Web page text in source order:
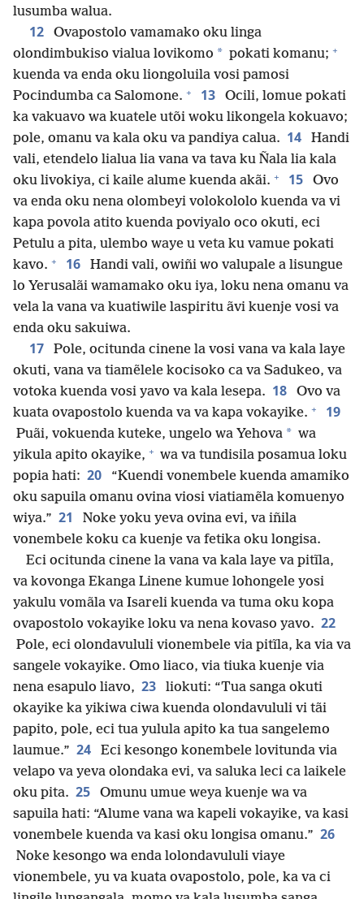
lusumba walua.
12
Ovapostolo vamamako oku linga
olondimbukiso vialua lovikomo * pokati komanu; +
kuenda va enda oku liongoluila vosi pamosi
Pocindumba ca Salomone. + 13
Ocili, lomue pokati
ka vakuavo wa kuatele utõi woku likongela kokuavo;
pole, omanu va kala oku va pandiya calua. 14
Handi
vali, etendelo lialua lia vana va tava ku Ñala lia kala
oku livokiya, ci kaile alume kuenda akãi. + 15
Ovo
va enda oku nena olombeyi volokololo kuenda va vi
kapa povola atito kuenda poviyalo oco okuti, eci
Petulu a pita, ulembo waye u veta ku vamue pokati
kavo. + 16
Handi vali, owiñi wo valupale a lisungue
lo Yerusalãi wamamako oku iya, loku nena omanu va
vela la vana va kuatiwile laspiritu ãvi kuenje vosi va
enda oku sakuiwa.
17
Pole, ocitunda cinene la vosi vana va kala laye
okuti, vana va tiamẽlele kocisoko ca va Sadukeo, va
votoka kuenda vosi yavo va kala lesepa. 18
Ovo va
kuata ovapostolo kuenda va va kapa vokayike. + 19
Puãi, vokuenda kuteke, ungelo wa Yehova * wa
yikula apito okayike, + wa va tundisila posamua loku
popia hati: 20
“Kuendi vonembele kuenda amamiko
oku sapuila omanu ovina viosi viatiamẽla komuenyo
wiya.” 21
Noke yoku yeva ovina evi, va iñila
vonembele koku ca kuenje va fetika oku longisa.
Eci ocitunda cinene la vana va kala laye va pitĩla,
va kovonga Ekanga Linene kumue lohongele yosi
yakulu vomãla va Isareli kuenda va tuma oku kopa
ovapostolo vokayike loku va nena kovaso yavo. 22
Pole, eci olondavululi vionembele via pitĩla, ka via va
sangele vokayike. Omo liaco, via tiuka kuenje via
nena esapulo liavo, 23
liokuti: “Tua sanga okuti
okayike ka yikiwa ciwa kuenda olondavululi vi tãi
papito, pole, eci tua yulula apito ka tua sangelemo
laumue.” 24
Eci kesongo konembele lovitunda via
velapo va yeva olondaka evi, va saluka leci ca laikele
oku pita. 25
Omunu umue weya kuenje wa va
sapuila hati: “Alume vana wa kapeli vokayike, va kasi
vonembele kuenda va kasi oku longisa omanu.” 26
Noke kesongo wa enda lolondavululi viaye
vionembele, yu va kuata ovapostolo, pole, ka va ci